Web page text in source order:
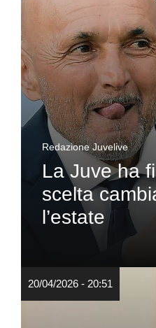
Redazione Juvelive
La Juve ha
scelta
l’estate
20/04/2026 - 20:51